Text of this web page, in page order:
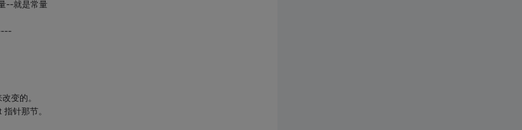
--就是常量
变的。
针那节。